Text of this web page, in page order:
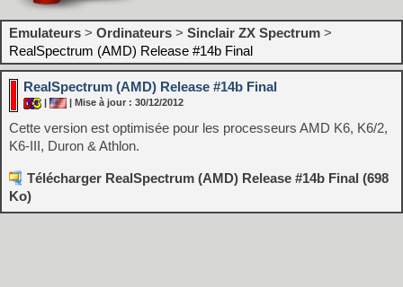
Emulateurs > Ordinateurs > Sinclair ZX Spectrum >
RealSpectrum (AMD) Release #14b Final
RealSpectrum (AMD) Release #14b Final
| | Mise à jour : 30/12/2012
Cette version est optimisée pour les processeurs AMD K6, K6/2,
K6-III, Duron & Athlon.
Télécharger RealSpectrum (AMD) Release #14b Final (698
Ko)